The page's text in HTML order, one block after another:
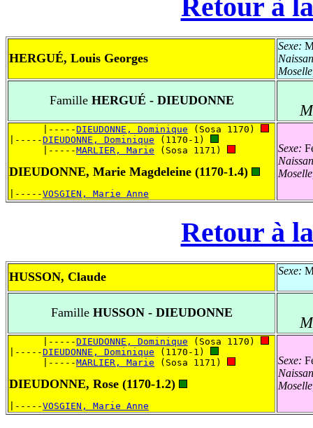
Retour à
HERGUÉ, Louis Georges
Sexe:
FamilleHERGUÉ - DIEUDONNE
      |-----
DIEUDONNE, Dominique (Sosa 1170)
|-----DIEUDONNE, Dominique (1170-1)
      |-----
MARLIER, Marie (Sosa 1171)
DIEUDONNE, Marie Magdeleine (1170-1.4)
|-----VOSGIEN, Marie Anne
Sexe:
Retour à
HUSSON, Claude Sexe:
FamilleHUSSON - DIEUDONNE
      |-----
DIEUDONNE, Dominique (Sosa 1170)
|-----DIEUDONNE, Dominique (1170-1)
      |-----
MARLIER, Marie (Sosa 1171)
DIEUDONNE, Rose (1170-1.2)
|-----VOSGIEN, Marie Anne
Sexe: